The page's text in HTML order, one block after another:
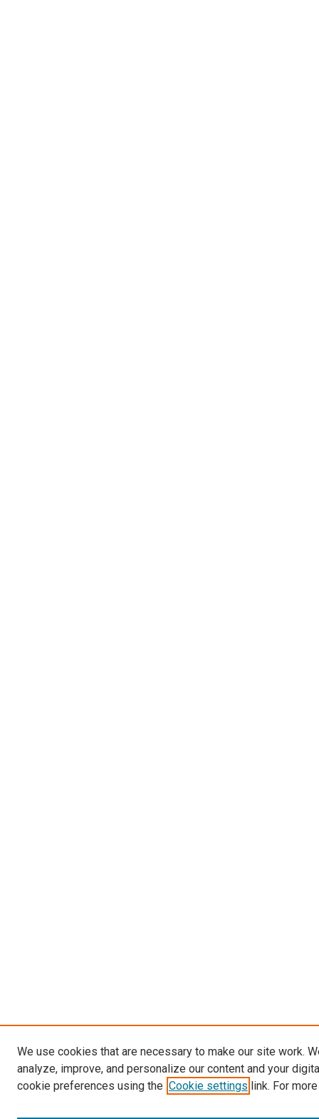
We use cookies that are necessary to make our site work.
analyze, improve, and personalize our content and your
cookie preferences using the Cookie settings link. For